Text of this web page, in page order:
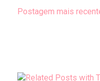
Postagem mais